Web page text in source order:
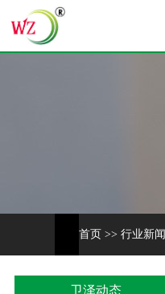
首页 >> 行业新闻
卫泽动态